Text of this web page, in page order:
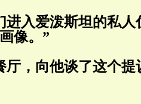
进入爱泼斯坦的私
像。”
厅，向他谈了这个提